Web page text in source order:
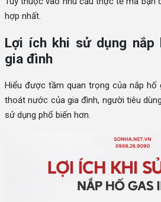
hợp nhất.
Lợi ích khi sử dụng nắp
gia đình
Hiểu được tầm quan trọng của nắp hố
thoát nước của gia đình, người tiêu
sử dụng phổ biến hơn.